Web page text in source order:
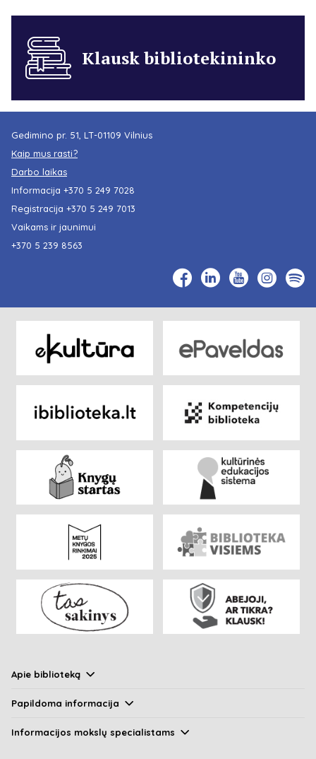
Klausk bibliotekininko
Gedimino pr. 51, LT-01109 Vilnius
Kaip mus rasti?
Darbo laikas
Informacija +370 5 249 7028
Registracija +370 5 249 7013
Vaikams ir jaunimui
+370 5 239 8563
Apie biblioteką
Papildoma informacija
Informacijos mokslų specialistams